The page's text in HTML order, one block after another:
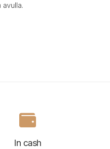
avulla.
In cash